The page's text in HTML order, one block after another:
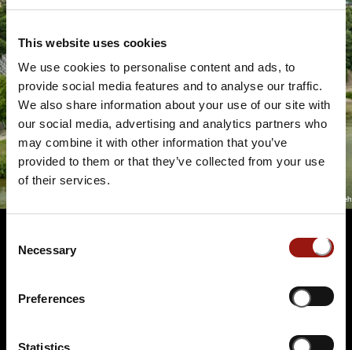
This website uses cookies
We use cookies to personalise content and ads, to
provide social media features and to analyse our traffic.
We also share information about your use of our site with
our social media, advertising and analytics partners who
may combine it with other information that you’ve
provided to them or that they’ve collected from your use
of their services.
Selection
Necessary
Preferences
Statistics